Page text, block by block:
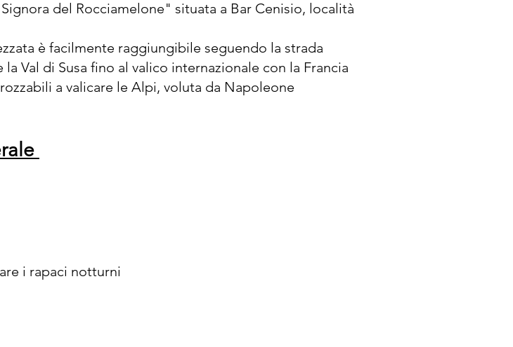
del Rocciamelone" situata a Bar Cenisio, località
è facilmente raggiungibile seguendo la strada
Val di Susa fino al valico internazionale con la Francia
a valicare le Alpi, voluta da Napoleone
i rapaci notturni